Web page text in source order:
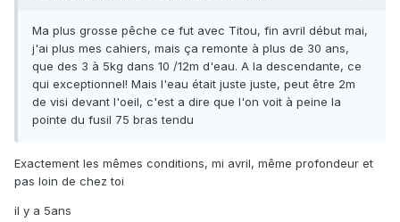
Ma plus grosse pêche ce fut avec Titou, fin avril début mai,
j'ai plus mes cahiers, mais ça remonte à plus de 30 ans,
que des 3 à 5kg dans 10 /12m d'eau. A la descendante, ce
qui exceptionnel! Mais l'eau était juste juste, peut être 2m
de visi devant l'oeil, c'est a dire que l'on voit à peine la
pointe du fusil 75 bras tendu
Exactement les mêmes conditions, mi avril, même profondeur et
pas loin de chez toi
il y a 5ans